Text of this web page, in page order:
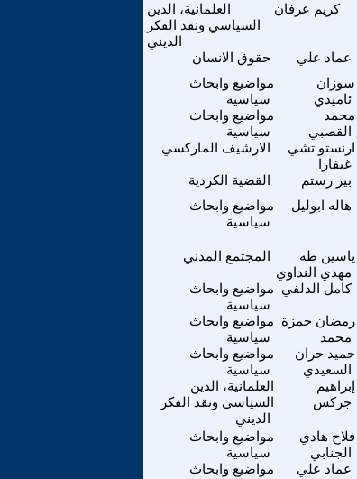
العلمانية، الدين
السياسي ونقد الفكر
الديني
كريم عرفان
حقوق الانسان عماد علي
مواضيع وابحاث
سياسية
سوزان
ئاميدي
مواضيع وابحاث
سياسية
محمد
القصبي
الارشيف الماركسي
ارنستو تشي
غيفارا
القضية الكردية بير رستم
مواضيع وابحاث
سياسية
هاله ابوليل
المجتمع المدني
ياسين طه
مهدي النداوي
مواضيع وابحاث
سياسية
كامل الدلفي
مواضيع وابحاث
سياسية
رمضان حمزة
محمد
مواضيع وابحاث
سياسية
حميد حران
السعيدي
العلمانية، الدين
السياسي ونقد الفكر
الديني
إبراهيم
جركس
مواضيع وابحاث
سياسية
فلاح هادي
الجنابي
مواضيع وابحاث
عماد علي